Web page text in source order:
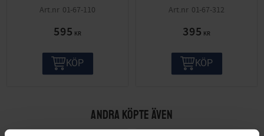
01-67-110
595 KR
KÖP
01-67-312
395 KR
KÖP
ANDRA KÖPTE ÄVEN